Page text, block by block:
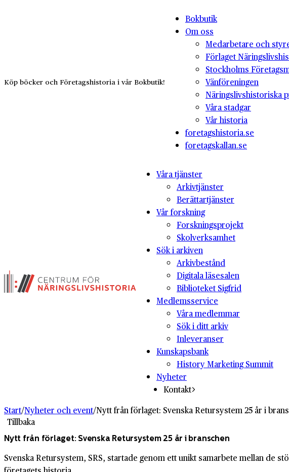
Köp böcker och Företagshistoria i vår Bokbutik!
Bokbutik
Om oss
Medarbetare och
Förlaget
Stockholms
Vänföreningen
Näringslivshistoriska
Våra stadgar
Vår historia
foretagshistoria.se
foretagskallan.se
Våra tjänster
Arkivtjänster
Berättartjänster
Vår forskning
Forskningsprojekt
Skolverksamhet
Sök i arkiven
Arkivbestånd
Digitala läsesalen
Biblioteket Sigfrid
Medlemsservice
Våra medlemmar
Sök i ditt arkiv
Inleveranser
Kunskapsbank
History Marketing Summit
Nyheter
Kontakt
Start/Nyheter och event/Nytt från förlaget: Svenska Retursystem 25 år i
Tillbaka
Nytt från förlaget: Svenska Retursystem 25 år i branschen
Svenska Retursystem, SRS, startade genom ett unikt samarbete mellan de